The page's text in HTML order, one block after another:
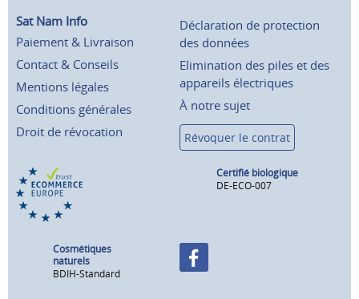
Sat Nam Info
Paiement & Livraison
Contact & Conseils
Mentions légales
Conditions générales
Droit de révocation
Déclaration de protection
des données
Elimination des piles et des
appareils électriques
À notre sujet
Révoquer le contrat
Certifié biologique
DE-ECO-007
Cosmétiques
naturels
BDIH-Standard